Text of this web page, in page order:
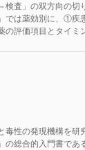
⇔検査」の双方向の
では薬効別に、①疾
評価項目とタイミ
毒性の発現機構を研
の総合的入門書であ